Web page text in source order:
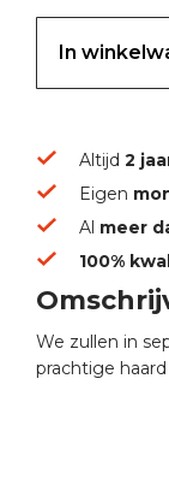
In
Altijd 2
Eigen
Al meer
100%
We zullen in
prachtige